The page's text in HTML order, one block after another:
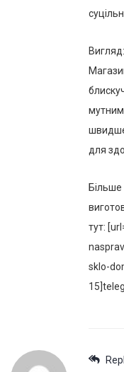
Вигляд:
для
тут:
sklo-